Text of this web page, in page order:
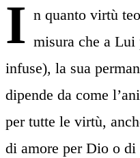
I n quanto virtù
misura che a
infuse), la sua
dipende da come
per tutte le virtù,
di amore per Dio o di